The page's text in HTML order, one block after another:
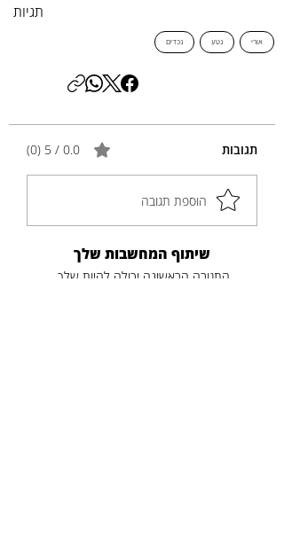
תגיות
אורי נטע נכדים
תגובות 0.0 / 5 ‏(0)
הוספת תגובה
שיתוף המחשבות שלך
התגובה הראשונה יכולה להיות שלך.